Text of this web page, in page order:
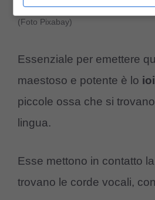
(Foto Pixabay)
Essenziale per emettere
maestoso e potente è lo
piccole ossa che si
lingua.
Esse mettono in contatto
trovano le corde vocali,